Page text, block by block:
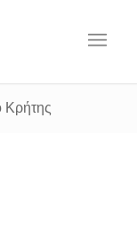
Κρήτης